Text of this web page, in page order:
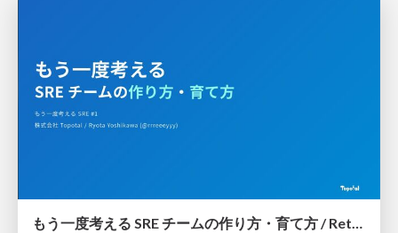
もう一度考える SRE チームの作り方・育て方 / Rethinking SRE #1: Building and Growing SRE Teams